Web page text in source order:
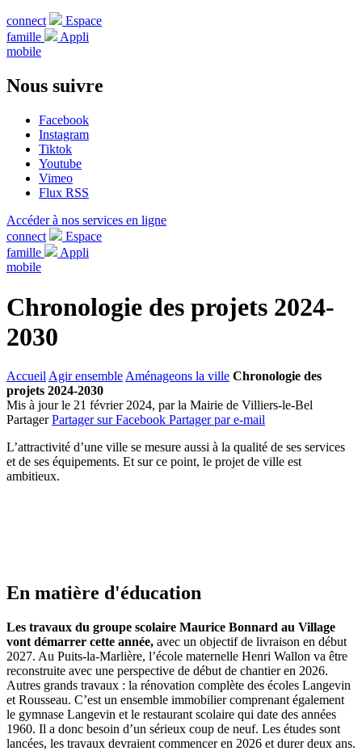
connect
Espace
famille
Appli
mobile
Nous suivre
Facebook
Instagram
Tiktok
Youtube
Vimeo
Flux RSS
Accéder à nos services en ligne
connect
Espace
famille
Appli
mobile
Chronologie des projets 2024-
2030
Accueil Agir ensemble Aménageons la ville Chronologie des
projets 2024-2030
Mis à jour le 21 février 2024, par la Mairie de Villiers-le-Bel
Partager Partager sur Facebook Partager par e-mail
L’attractivité d’une ville se mesure aussi à la qualité de ses services
et de ses équipements. Et sur ce point, le projet de ville est
ambitieux.
En matière d'éducation
Les travaux du groupe scolaire Maurice Bonnard au Village
vont démarrer cette année, avec un objectif de livraison en début
2027. Au Puits-la-Marlière, l’école maternelle Henri Wallon va être
reconstruite avec une perspective de début de chantier en 2026.
Autres grands travaux : la rénovation complète des écoles Langevin
et Rousseau. C’est un ensemble immobilier comprenant également
le gymnase Langevin et le restaurant scolaire qui date des années
1960. Il a donc besoin d’un sérieux coup de neuf. Les études sont
lancées, les travaux devraient commencer en 2026 et durer deux ans.